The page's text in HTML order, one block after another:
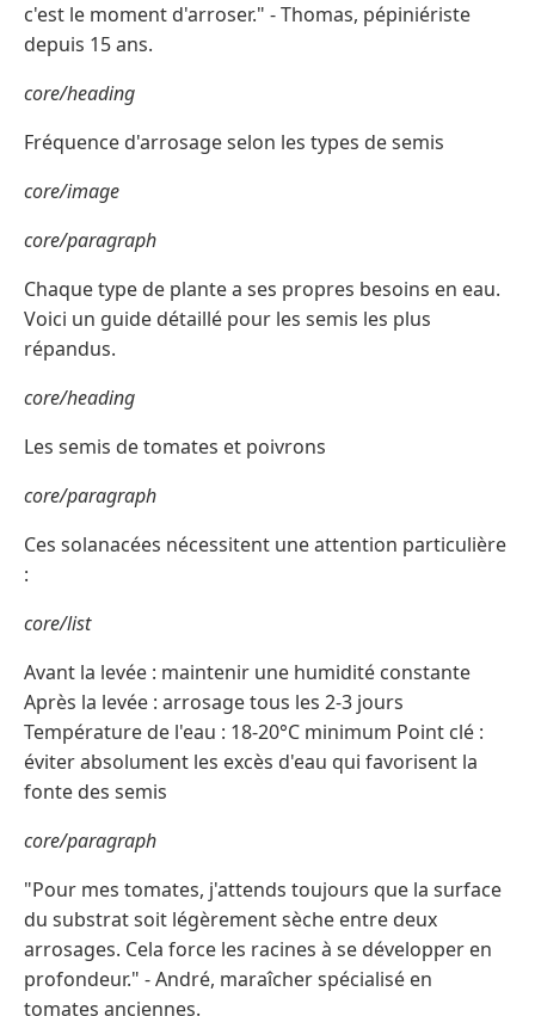
c'est le moment d'arroser." - Thomas, pépiniériste
depuis 15 ans.
core/heading
Fréquence d'arrosage selon les types de semis
core/image
core/paragraph
Chaque type de plante a ses propres besoins en eau.
Voici un guide détaillé pour les semis les plus
répandus.
core/heading
Les semis de tomates et poivrons
core/paragraph
Ces solanacées nécessitent une attention particulière
:
core/list
Avant la levée : maintenir une humidité constante
Après la levée : arrosage tous les 2-3 jours
Température de l'eau : 18-20°C minimum Point clé :
éviter absolument les excès d'eau qui favorisent la
fonte des semis
core/paragraph
"Pour mes tomates, j'attends toujours que la surface
du substrat soit légèrement sèche entre deux
arrosages. Cela force les racines à se développer en
profondeur." - André, maraîcher spécialisé en
tomates anciennes.